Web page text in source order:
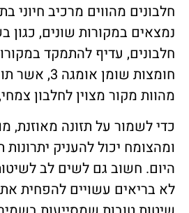
חלבונים מהווים מרכיב חיוני
נמצאים במקורות שונים, כגון
חלבונים, עדיף להתמקד
חומצות
מהוות מקור מצוין לחלבון
כדי לשמור על תזונה מאוזנת,
ומהצומח יכול להעניק
היום. חשוב גם לשים לב
לא בריאים עשויים להפחית את